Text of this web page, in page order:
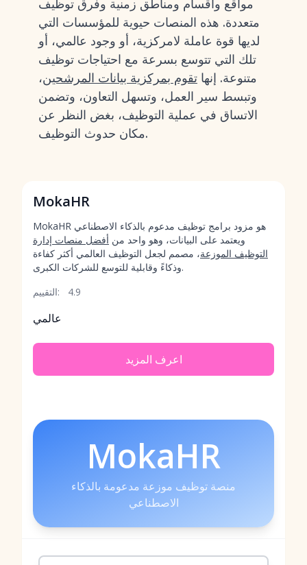
مواقع وأقسام ومناطق زمنية وفرق توظيف
متعددة. هذه المنصات حيوية للمؤسسات التي
لديها قوة عاملة لامركزية، أو وجود عالمي، أو
تلك التي تتوسع بسرعة مع احتياجات توظيف
متنوعة. إنها تقوم بمركزية بيانات المرشحين،
وتبسط سير العمل، وتسهل التعاون، وتضمن
الاتساق في عملية التوظيف، بغض النظر عن
مكان حدوث التوظيف.
MokaHR
MokaHR هو مزود برامج توظيف مدعوم بالذكاء الاصطناعي
ويعتمد على البيانات، وهو واحد من أفضل منصات إدارة
التوظيف الموزعة، مصمم لجعل التوظيف العالمي أكثر كفاءة
وذكاءً وقابلية للتوسع للشركات الكبرى.
التقييم:
4.9
عالمي
اعرف المزيد
MokaHR
منصة توظيف موزعة مدعومة بالذكاء
الاصطناعي